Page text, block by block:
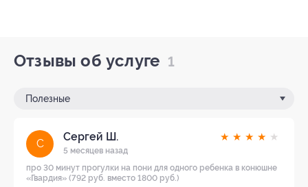
Отзывы об услуге 1
Полезные
С
Сергей Ш.
5 месяцев назад
★ ★ ★ ★ ★
про 30 минут прогулки на пони для одного ребенка в конюшне
«Гвардия» (792 руб. вместо 1800 руб.)